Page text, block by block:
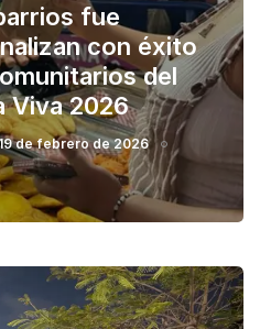
fue
con éxito
del
Viva 2026
de febrero de 2026